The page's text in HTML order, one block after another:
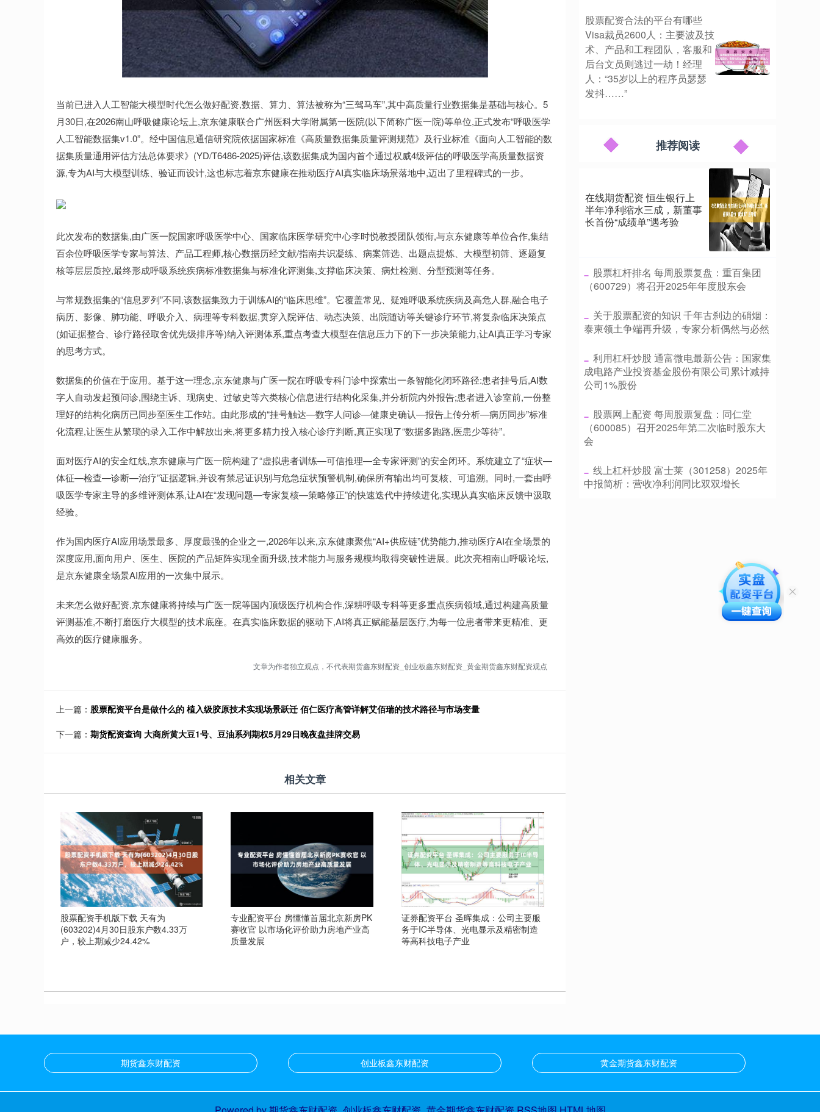
当前已进入人工智能大模型时代怎么做好配资,数据、算力、算法被称为“三驾马车”,其中高质量行业数据集是基础与核心。5
月30日,在2026南山呼吸健康论坛上,京东健康联合广州医科大学附属第一医院(以下简称广医一院)等单位,正式发布“呼吸医学
人工智能数据集v1.0”。经中国信息通信研究院依据国家标准《高质量数据集质量评测规范》及行业标准《面向人工智能的数
据集质量通用评估方法总体要求》(YD/T6486-2025)评估,该数据集成为国内首个通过权威4级评估的呼吸医学高质量数据资
源,专为AI与大模型训练、验证而设计,这也标志着京东健康在推动医疗AI真实临床场景落地中,迈出了里程碑式的一步。
此次发布的数据集,由广医一院国家呼吸医学中心、国家临床医学研究中心李时悦教授团队领衔,与京东健康等单位合作,集结
百余位呼吸医学专家与算法、产品工程师,核心数据历经文献/指南共识凝练、病案筛选、出题点提炼、大模型初筛、逐题复
核等层层质控,最终形成呼吸系统疾病标准数据集与标准化评测集,支撑临床决策、病灶检测、分型预测等任务。
与常规数据集的“信息罗列”不同,该数据集致力于训练AI的“临床思维”。它覆盖常见、疑难呼吸系统疾病及高危人群,融合电子
病历、影像、肺功能、呼吸介入、病理等专科数据,贯穿入院评估、动态决策、出院随访等关键诊疗环节,将复杂临床决策点
(如证据整合、诊疗路径取舍优先级排序等)纳入评测体系,重点考查大模型在信息压力下的下一步决策能力,让AI真正学习专家
的思考方式。
数据集的价值在于应用。基于这一理念,京东健康与广医一院在呼吸专科门诊中探索出一条智能化闭环路径:患者挂号后,AI数
字人自动发起预问诊,围绕主诉、现病史、过敏史等六类核心信息进行结构化采集,并分析院内外报告;患者进入诊室前,一份整
理好的结构化病历已同步至医生工作站。由此形成的“挂号触达—数字人问诊—健康史确认—报告上传分析—病历同步”标准
化流程,让医生从繁琐的录入工作中解放出来,将更多精力投入核心诊疗判断,真正实现了“数据多跑路,医患少等待”。
面对医疗AI的安全红线,京东健康与广医一院构建了“虚拟患者训练—可信推理—全专家评测”的安全闭环。系统建立了“症状—
体征—检查—诊断—治疗”证据逻辑,并设有禁忌证识别与危急症状预警机制,确保所有输出均可复核、可追溯。同时,一套由呼
吸医学专家主导的多维评测体系,让AI在“发现问题—专家复核—策略修正”的快速迭代中持续进化,实现从真实临床反馈中汲取
经验。
作为国内医疗AI应用场景最多、厚度最强的企业之一,2026年以来,京东健康聚焦“AI+供应链”优势能力,推动医疗AI在全场景的
深度应用,面向用户、医生、医院的产品矩阵实现全面升级,技术能力与服务规模均取得突破性进展。此次亮相南山呼吸论坛,
是京东健康全场景AI应用的一次集中展示。
未来怎么做好配资,京东健康将持续与广医一院等国内顶级医疗机构合作,深耕呼吸专科等更多重点疾病领域,通过构建高质量
评测基准,不断打磨医疗大模型的技术底座。在真实临床数据的驱动下,AI将真正赋能基层医疗,为每一位患者带来更精准、更
高效的医疗健康服务。
文章为作者独立观点，不代表期货鑫东财配资_创业板鑫东财配资_黄金期货鑫东财配资观点
上一篇： 股票配资平台是做什么的 植入级胶原技术实现场景跃迁 佰仁医疗高管详解艾佰瑞的技术路径与市场变量
下一篇： 期货配资查询 大商所黄大豆1号、豆油系列期权5月29日晚夜盘挂牌交易
相关文章
股票配资手机版下载 天有为
(603202)4月30日股东户数4.33万
户，较上期减少24.42%
专业配资平台 房懂懂首届北京新房PK
赛收官 以市场化评价助力房地产业高
质量发展
证券配资平台 圣晖集成：公司主要服
务于IC半导体、光电显示及精密制造
等高科技电子产业
股票配资合法的平台有哪些
Visa裁员2600人：主要波及技
术、产品和工程团队，客服和
后台文员则逃过一劫！经理
人：“35岁以上的程序员瑟瑟
发抖……”
推荐阅读
在线期货配资 恒生银行上
半年净利缩水三成，新董事
长首份“成绩单”遇考验
​股票杠杆排名 每周股票复盘：重百集团
（600729）将召开2025年年度股东会
​关于股票配资的知识 千年古刹边的硝烟：
泰柬领土争端再升级，专家分析偶然与必然
​利用杠杆炒股 通富微电最新公告：国家集
成电路产业投资基金股份有限公司累计减持
公司1%股份
​股票网上配资 每周股票复盘：同仁堂
（600085）召开2025年第二次临时股东大
会
​线上杠杆炒股 富士莱（301258）2025年
中报简析：营收净利润同比双双增长
期货鑫东财配资 创业板鑫东财配资 黄金期货鑫东财配资